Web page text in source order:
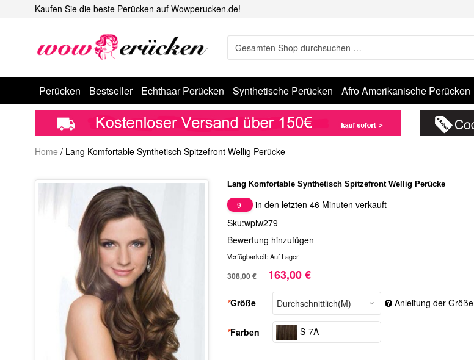
Kaufen Sie die beste Perücken auf Wowperucken.de!
Perücken Bestseller Echthaar Perücken Synthetische Perücken Afro Amerikanische Perücken
Home / Lang Komfortable Synthetisch Spitzefront Wellig Perücke
Lang Komfortable Synthetisch Spitzefront Wellig Perücke
9
in den letzten 46 Minuten verkauft
Sku:wplw279
Bewertung hinzufügen
Verfügbarkeit: Auf Lager
308,00 € 163,00 €
*Größe Anleitung der Größe
*Farben S-7A